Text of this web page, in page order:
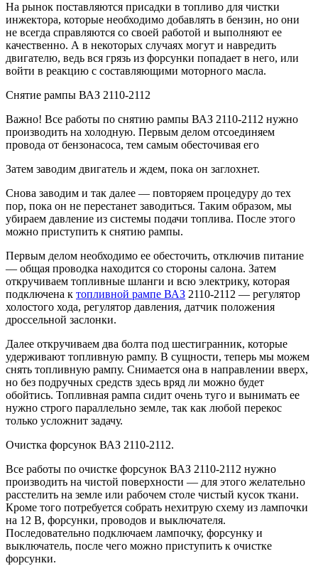
На рынок поставляются присадки в топливо для чистки
инжектора, которые необходимо добавлять в бензин, но они
не всегда справляются со своей работой и выполняют ее
качественно. А в некоторых случаях могут и навредить
двигателю, ведь вся грязь из форсунки попадает в него, или
войти в реакцию с составляющими моторного масла.
Снятие рампы ВАЗ 2110-2112
Важно! Все работы по снятию рампы ВАЗ 2110-2112 нужно
производить на холодную. Первым делом отсоединяем
провода от бензонасоса, тем самым обесточивая его
Затем заводим двигатель и ждем, пока он заглохнет.
Снова заводим и так далее — повторяем процедуру до тех
пор, пока он не перестанет заводиться. Таким образом, мы
убираем давление из системы подачи топлива. После этого
можно приступить к снятию рампы.
Первым делом необходимо ее обесточить, отключив питание
— общая проводка находится со стороны салона. Затем
откручиваем топливные шланги и всю электрику, которая
подключена к топливной рампе ВАЗ 2110-2112 — регулятор
холостого хода, регулятор давления, датчик положения
дроссельной заслонки.
Далее откручиваем два болта под шестигранник, которые
удерживают топливную рампу. В сущности, теперь мы можем
снять топливную рампу. Снимается она в направлении вверх,
но без подручных средств здесь вряд ли можно будет
обойтись. Топливная рампа сидит очень туго и вынимать ее
нужно строго параллельно земле, так как любой перекос
только усложнит задачу.
Очистка форсунок ВАЗ 2110-2112.
Все работы по очистке форсунок ВАЗ 2110-2112 нужно
производить на чистой поверхности — для этого желательно
расстелить на земле или рабочем столе чистый кусок ткани.
Кроме того потребуется собрать нехитрую схему из лампочки
на 12 В, форсунки, проводов и выключателя.
Последовательно подключаем лампочку, форсунку и
выключатель, после чего можно приступить к очистке
форсунки.